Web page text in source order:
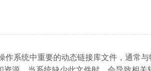
操作系统中重要的动态链接库文件，通